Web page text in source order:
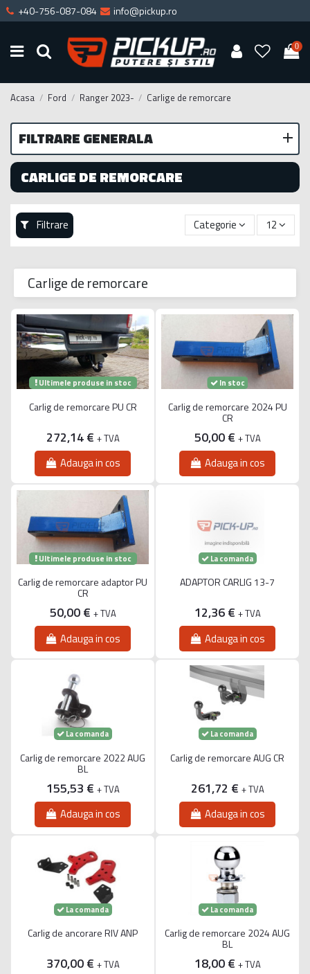
+40-756-087-084 info@pickup.ro
0
Acasa Ford Ranger 2023- Carlige de remorcare
CARLIGE DE REMORCARE
Filtrare Categorie 12
Carlige de remorcare
Ultimele produse in stoc
Carlig de remorcare PU CR
272,14 € + TVA
Adauga in cos
In stoc
Carlig de remorcare 2024 PU
CR
50,00 € + TVA
Adauga in cos
Ultimele produse in stoc
Carlig de remorcare adaptor PU
CR
50,00 € + TVA
Adauga in cos
La comanda
ADAPTOR CARLIG 13-7
12,36 € + TVA
Adauga in cos
La comanda
Carlig de remorcare 2022 AUG
BL
155,53 € + TVA
Adauga in cos
La comanda
Carlig de remorcare AUG CR
261,72 € + TVA
Adauga in cos
La comanda
Carlig de ancorare RIV ANP
370,00 € + TVA
La comanda
Carlig de remorcare 2024 AUG
BL
18,00 € + TVA
FILTRARE GENERALA